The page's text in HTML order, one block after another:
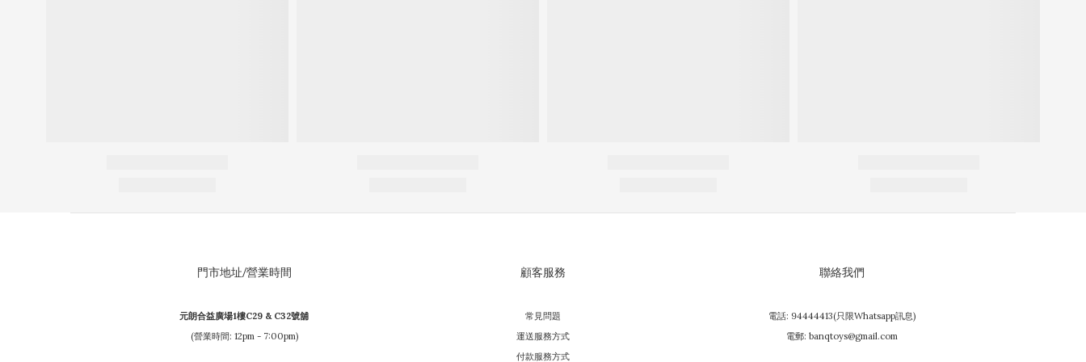
門市地址/營業時間
元朗合益廣場1樓C29 & C32號舖
(營業時間: 12pm - 7:00pm)
顧客服務
常見問題
運送服務方式
付款服務方式
聯絡我們
電話: 94444413(只限Whatsapp訊息)
電郵: banqtoys@gmail.com